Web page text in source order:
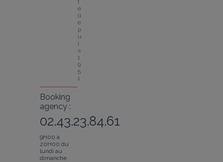
t
é
d
e
p
u
i
s
1
9
5
1
Booking
agency :
02.43.23.84.61
9H00 à
20H00 du
lundi au
dimanche